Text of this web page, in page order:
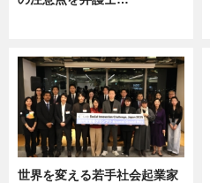
世界を変える若手社会起業家